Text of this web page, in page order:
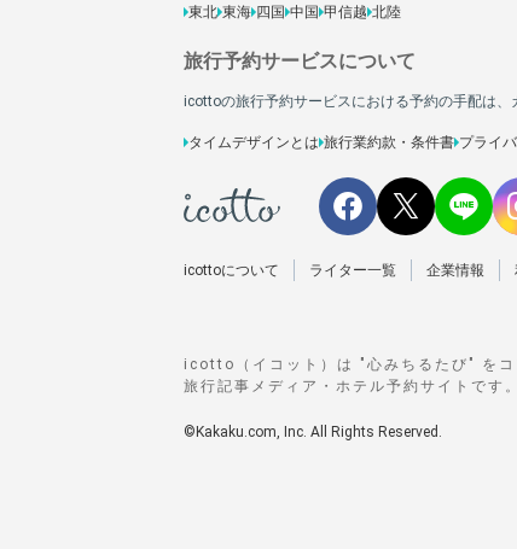
東北 東海 四国 中国 甲信越 北陸
旅行予約サービスについて
icottoの旅行予約サービスにおける予約の手配は、
タイムデザインとは 旅行業約款・条件書 プライ
icottoについて ライター一覧 企業情報
icotto（イコット）は "心みちるたび" をコ
旅行記事メディア・ホテル予約サイトです。
©Kakaku.com, Inc. All Rights Reserved.